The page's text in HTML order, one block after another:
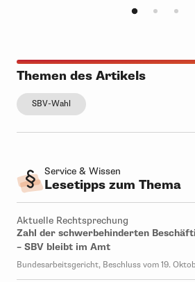
Themen des Artikels
SBV-Wahl
Service & Wissen
Lesetipps zum Thema
Aktuelle Rechtsprechung
Zahl der schwerbehinderten
– SBV bleibt im Amt
Bundesarbeitsgericht, Beschluss vom 19.